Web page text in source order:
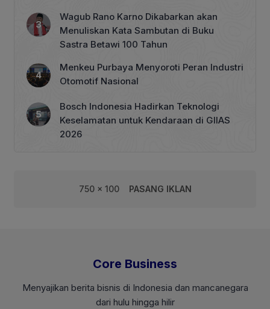
Wagub Rano Karno Dikabarkan akan
Menuliskan Kata Sambutan di Buku
Sastra Betawi 100 Tahun
Menkeu Purbaya Menyoroti Peran Industri
Otomotif Nasional
Bosch Indonesia Hadirkan Teknologi
Keselamatan untuk Kendaraan di GIIAS
2026
750 x 100 PASANG IKLAN
Core Business
Menyajikan berita bisnis di Indonesia dan mancanegara
dari hulu hingga hilir